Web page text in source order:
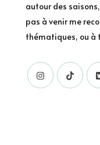
autour des
pas à venir me
thématiques, ou à